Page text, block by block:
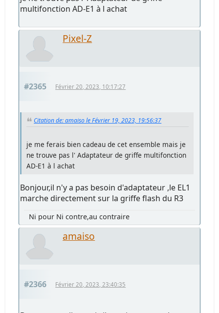
multifonction AD-E1 à l achat
Pixel-Z
#2365 Février 20, 2023, 10:17:27
Citation de: amaiso le Février 19, 2023, 19:56:37
je me ferais bien cadeau de cet ensemble mais je
ne trouve pas l' Adaptateur de griffe multifonction
AD-E1 à l achat
Bonjour,il n'y a pas besoin d'adaptateur ,le EL1
marche directement sur la griffe flash du R3
Ni pour Ni contre,au contraire
amaiso
#2366 Février 20, 2023, 23:40:35